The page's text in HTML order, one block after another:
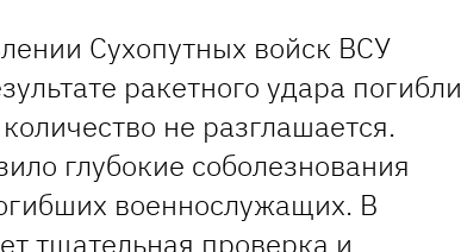
Сухопутных войск ВСУ
ракетного удара погибли
не разглашается.
глубокие соболезнования
военнослужащих. В
тщательная проверка и